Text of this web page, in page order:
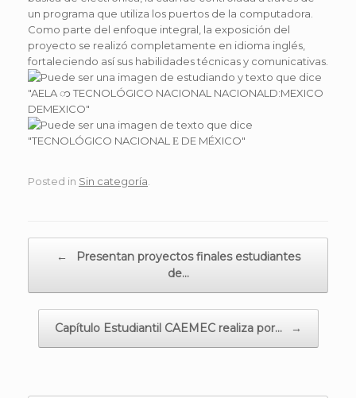
un programa que utiliza los puertos de la computadora.
Como parte del enfoque integral, la exposición del
proyecto se realizó completamente en idioma inglés,
fortaleciendo así sus habilidades técnicas y comunicativas.
Posted in Sin categoría.
←
Presentan proyectos finales estudiantes
de…
Capítulo Estudiantil CAEMEC realiza por… →